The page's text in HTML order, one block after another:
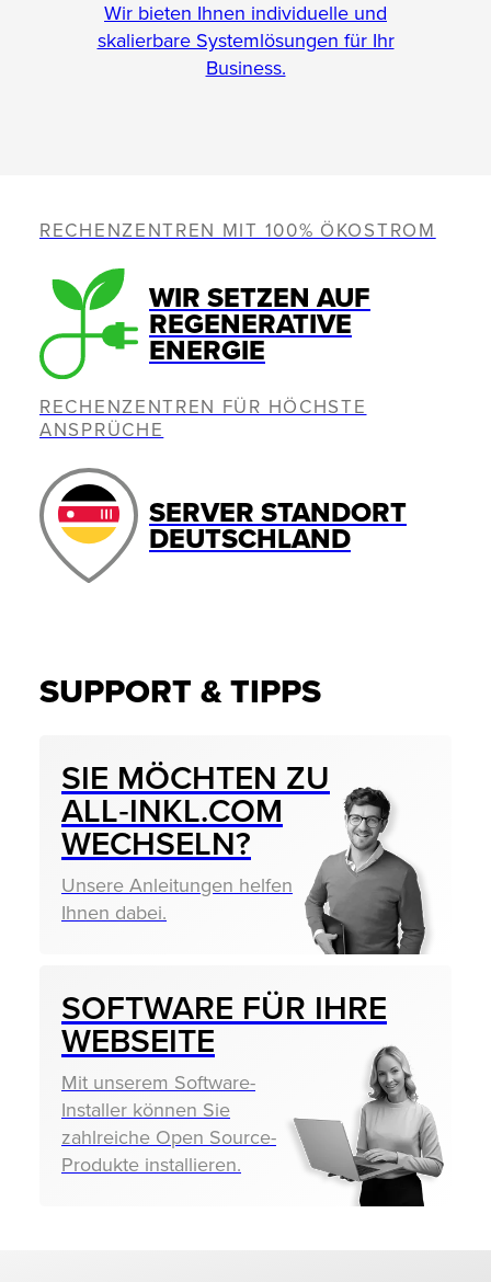
Wir bieten Ihnen individuelle und
skalierbare Systemlösungen für Ihr
Business.
RECHENZENTREN MIT 100% ÖKOSTROM
WIR SETZEN AUF
REGENERATIVE
ENERGIE
RECHENZENTREN FÜR HÖCHSTE
ANSPRÜCHE
SERVER STANDORT
DEUTSCHLAND
SUPPORT & TIPPS
SIE MÖCHTEN ZU
ALL‑INKL.COM
WECHSELN?
Unsere Anleitungen helfen
Ihnen dabei.
SOFTWARE FÜR IHRE
WEBSEITE
Mit unserem Software-
Installer können Sie
zahlreiche Open Source-
Produkte installieren.